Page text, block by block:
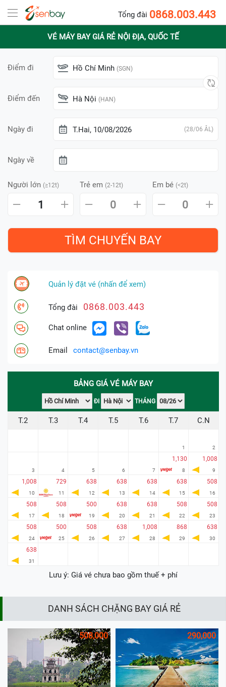
Tổng đài 0868.003.443
VÉ MÁY BAY GIÁ RẺ NỘI ĐỊA, QUỐC TẾ
Điểm đi Hồ Chí Minh (SGN)
Điểm đến Hà Nội (HAN)
Ngày đi T.Hai, 10/08/2026 (28/06 ÂL)
Ngày về
Người lớn (≥12t) Trẻ em (2-12t) Em bé (<2t)
1 0 0
Quản lý đặt vé (nhấn để xem)
Tổng đài 0868.003.443
Chat online
Email contact@senbay.vn
BẢNG GIÁ VÉ MÁY BAY
ĐI THÁNG
T.2 T.3 T.4 T.5 T.6 T.7 C.N
1 2
3 4 5 6 7
1,130
8
1,008
9
1,008
10
729
11
638
12
638
13
638
14
638
15
508
16
508
17
508
18
500
19
638
20
638
21
508
22
508
23
508
24
500
25
508
26
638
27
1,008
28
868
29
638
30
638
31
Lưu ý: Giá vé chưa bao gồm thuế + phí
DANH SÁCH CHẶNG BAY GIÁ RẺ
508,000 290,000